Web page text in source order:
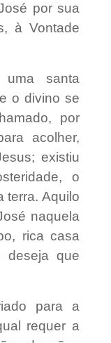
por sua
à Vontade
santa
o divino se
por
acolher,
existiu
o
terra. Aquilo
naquela
rica casa
que
para a
requer a